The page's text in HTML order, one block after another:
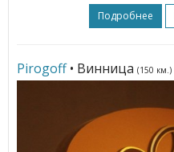
Подробнее
Pirogoff • Винница (150 км.)